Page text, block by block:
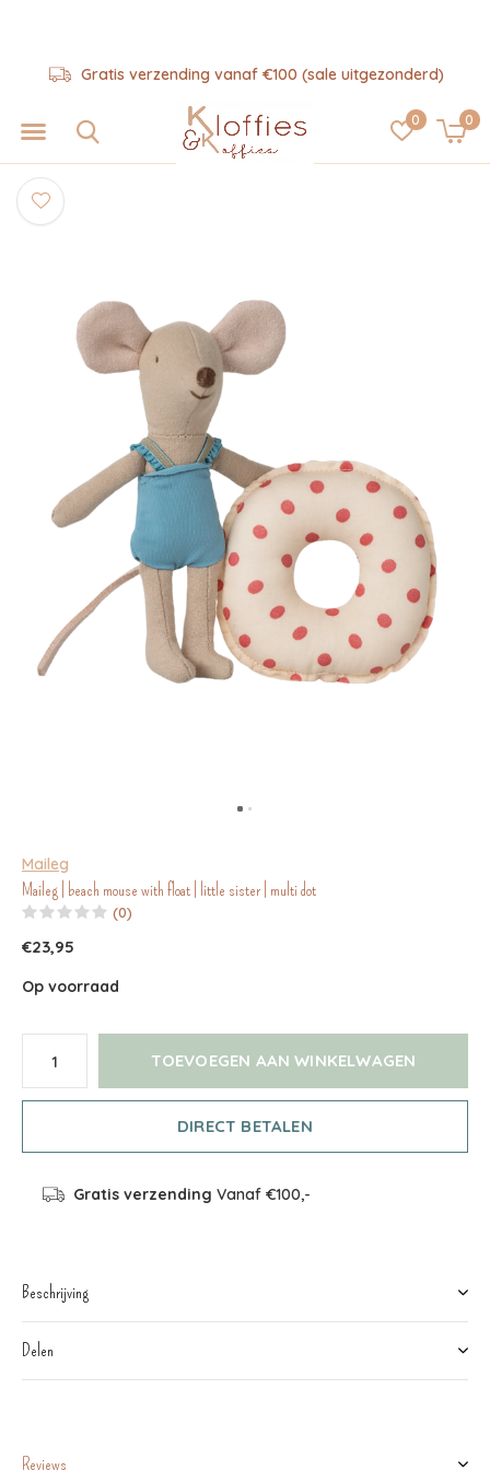
0 0
Gratis verzending vanaf €100 (sale uitgezonderd)
Maileg
Maileg | beach mouse with float | little sister | multi dot
(0)
€23,95
Op voorraad
TOEVOEGEN AAN WINKELWAGEN
DIRECT BETALEN
Gratis verzending Vanaf €100,-
Beschrijving
Delen
Reviews